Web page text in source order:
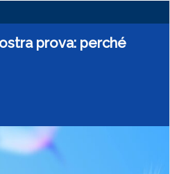
prova: perché